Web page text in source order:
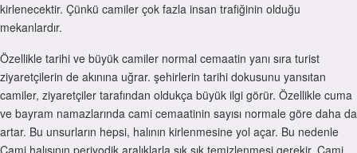
kirlenecektir. Çünkü camiler çok fazla insan trafiğinin olduğu
mekanlardır.
Özellikle tarihi ve büyük camiler normal cemaatin yanı sıra turist
ziyaretçilerin de akınına uğrar. şehirlerin tarihi dokusunu yansıtan
camiler, ziyaretçiler tarafından oldukça büyük ilgi görür. Özellikle cuma
ve bayram namazlarında cami cemaatinin sayısı normale göre daha da
artar. Bu unsurların hepsi, halının kirlenmesine yol açar. Bu nedenle